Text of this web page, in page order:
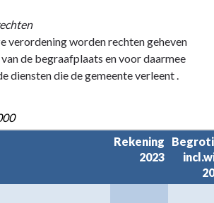
verordening worden rechten geheven
de begraafplaats en voor daarmee
diensten die de gemeente verleent .
Rekening
2023